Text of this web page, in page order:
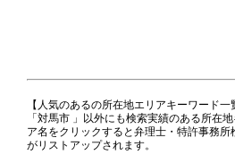
【人気のあるの所在地エリアキーワード一
「対馬市 」以外にも検索実績のある所在
ア名をクリックすると弁理士・特許事務
がリストアップされます。